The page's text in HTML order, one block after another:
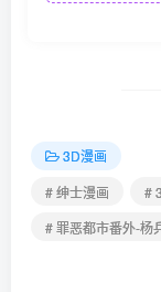
3D漫画
# 绅士漫画
#
# 罪恶都市番外-杨